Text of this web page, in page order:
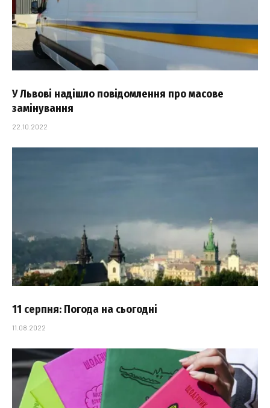
У Львові надішло повідомлення про масове
замінування
22.10.2022
11 серпня: Погода на сьогодні
11.08.2022